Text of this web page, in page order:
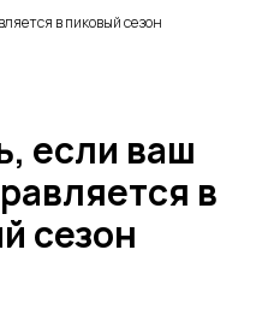
в пиковый сезон
если ваш
в
сезон